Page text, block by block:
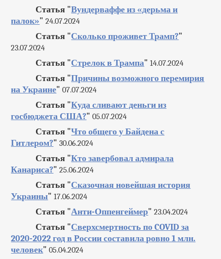
Статья "Вундерваффе из «дерьма и
палок»" 24.07.2024
Статья "Сколько проживет Трамп?"
23.07.2024
Статья "Стрелок в Трампа" 14.07.2024
Статья "Причины возможного перемирия
на Украине" 07.07.2024
Статья "Куда сливают деньги из
госбюджета США?" 05.07.2024
Статья "Что общего у Байдена с
Гитлером?" 30.06.2024
Статья "Кто завербовал адмирала
Канариса?" 25.06.2024
Статья "Сказочная новейшая история
Украины" 17.06.2024
Статья "Анти-Оппенгеймер" 23.04.2024
Статья "Сверхсмертность по COVID за
2020-2022 год в России составила ровно 1 млн.
человек" 05.04.2024